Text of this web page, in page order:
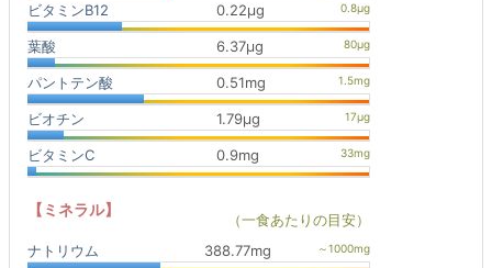
ビタミンB12 0.22μg
葉酸 6.37μg
パントテン酸 0.51mg
ビオチン 1.79μg
ビタミンC 0.9mg
【ミネラル】
（一食あたりの目安）
ナトリウム
388.77mg